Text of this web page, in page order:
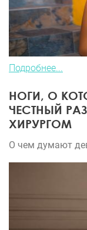
Подробнее...
НОГИ, О
ЧЕСТНЫЙ
ХИРУРГОМ
О чем думают